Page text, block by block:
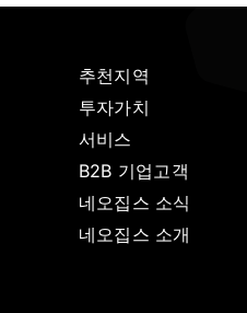
추천지역
투자가치
서비스
B2B 기업고객
네오집스 소식
네오집스 소개